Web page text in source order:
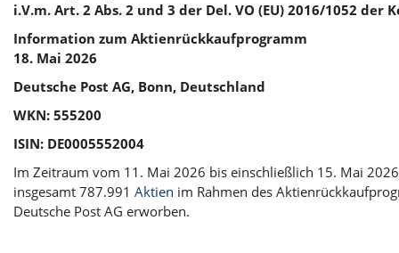
i.V.m. Art. 2 Abs. 2 und 3 der Del. VO (EU) 2016/1052 der
Information zum Aktienrückkaufprogramm
18. Mai 2026
Deutsche Post AG, Bonn, Deutschland
WKN: 555200
ISIN: DE0005552004
Im Zeitraum vom 11. Mai 2026 bis einschließlich 15. Mai
insgesamt 787.991 Aktien im Rahmen des
Deutsche Post AG erworben.